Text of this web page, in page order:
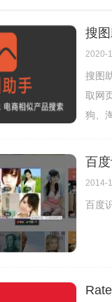
同款时，只需将图
搜
2020-
搜图
取网
狗、
百度
2014-
百度